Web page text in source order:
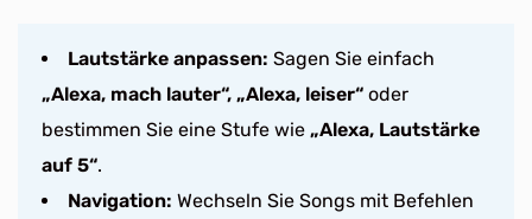
Lautstärke anpassen: Sagen Sie einfach
„Alexa, mach lauter“, „Alexa, leiser“ oder
bestimmen Sie eine Stufe wie „Alexa, Lautstärke
auf 5“.
Navigation: Wechseln Sie Songs mit Befehlen